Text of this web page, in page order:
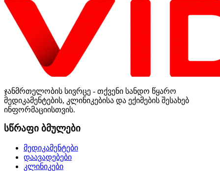
ჯანმრთელობის სივრცე - თქვენი სანდო წყარო
მედიკამენტების, კლინიკებისა და ექიმების შესახებ
ინფორმაციისთვის.
სწრაფი ბმულები
მედიკამენტები
დაავადებები
კლინიკები